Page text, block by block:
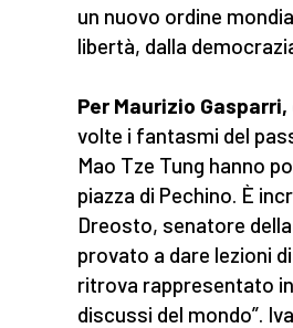
un nuovo ordine
libertà, dalla
Per Maurizio
volte i fantasmi del
Mao Tze Tung hanno
piazza di Pechino. È
Dreosto, senatore
provato a dare lezioni
ritrova rappresentato
discussi del mondo”.